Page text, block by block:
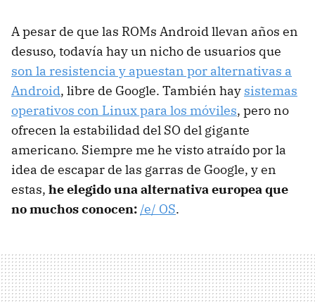
A pesar de que las ROMs Android llevan años en
desuso, todavía hay un nicho de usuarios que
son la resistencia y apuestan por alternativas a
Android, libre de Google. También hay sistemas
operativos con Linux para los móviles, pero no
ofrecen la estabilidad del SO del gigante
americano. Siempre me he visto atraído por la
idea de escapar de las garras de Google, y en
estas, he elegido una alternativa europea que
no muchos conocen: /e/ OS.